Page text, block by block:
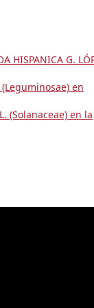
HISPANICA G.
(Leguminosae) en
L. (Solanaceae) en la